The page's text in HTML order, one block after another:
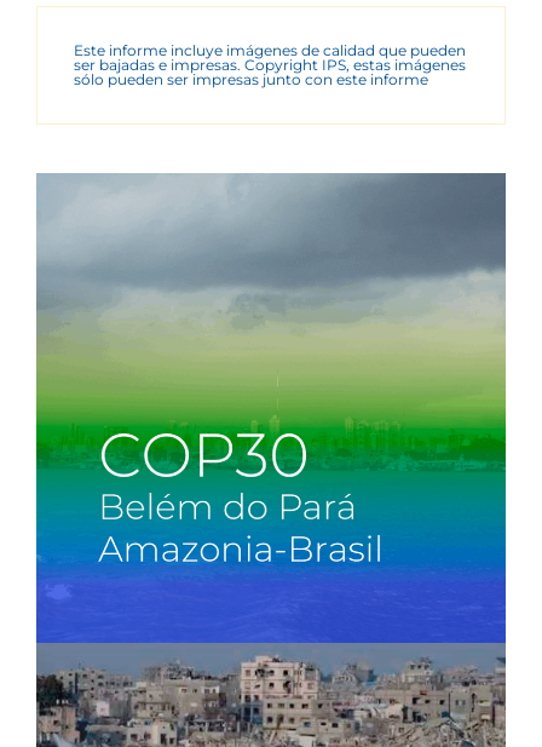
Este informe incluye imágenes de calidad que pueden
ser bajadas e impresas. Copyright IPS, estas imágenes
sólo pueden ser impresas junto con este informe